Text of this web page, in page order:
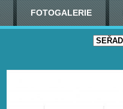
FOTOGALERIE